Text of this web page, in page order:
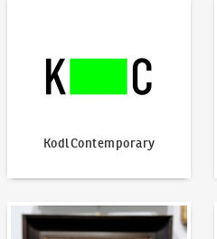
KodlContemporary
Jak dražit?